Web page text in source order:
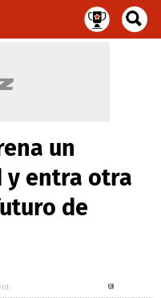
un
y entra otra
de
X